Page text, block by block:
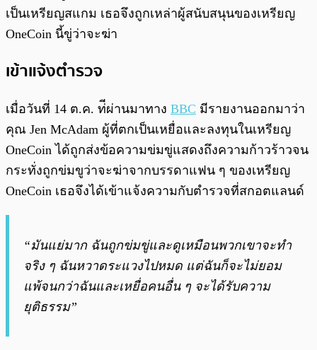
เป็นเหรียญสแกม เธอจึงถูกเหล่าผู้สนับสนุนของเหรียญ
OneCoin นี้ขู่ว่าจะฆ่า
เข้าแจ้งตำรวจ
เมื่อวันที่ 14 ต.ค. ท่ีผ่านมาทาง BBC มีรายงานออกมาว่า
คุณ Jen McAdam ผู้ที่ตกเป็นเหยื่อและลงทุนในเหรียญ
OneCoin ได้ถูกส่งข้อความข่มขู่แสดงถึงความก้าวร้าวจน
กระทั่งถูกข่มขูว่าจะฆ่าจากบรรดาแฟน ๆ ของเหรียญ
OneCoin เธอจึงได้เข้าแจ้งความกับตำรวจที่สกอตแลนด์
“มันแย่มาก ฉันถูกข่มขู่และดูเหมือนพวกเขาจะทำ
จริง ๆ ฉันหวาดระแวงไปหมด แต่ฉันก็จะไม่ยอม
แพ้จนกว่าฉันและเหยื่อคนอื่น ๆ จะได้รับความ
ยุติธรรม”